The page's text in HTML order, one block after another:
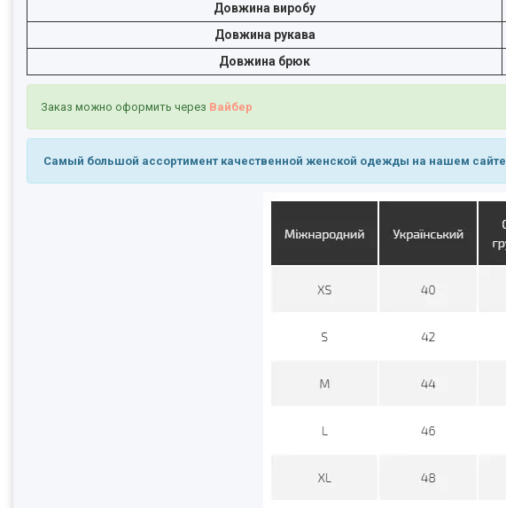
Довжина виробу
Довжина рукава
Довжина брюк
Заказ можно оформить через Вайбер
Самый большой ассортимент качественной женской одежды на нашем сайте